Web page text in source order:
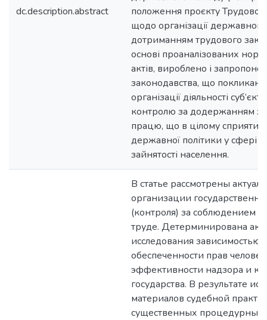
dc.description.abstract
положення проєкту
щодо організації
дотриманням трудового
основі проаналізованих
актів, вироблено і
законодавства, що покликані
організації діяльності
контролю за додержанням
працю, що в цілому сприятиме
державної політики у сфері
зайнятості населення.
В статье рассмотрены
организации
(контроля) за соблюдением
труде. Детерминирована
исследования зависимостью
обеспеченности прав
эффективности надзора и
государства. В результате
материалов судебной
существенных процедурных